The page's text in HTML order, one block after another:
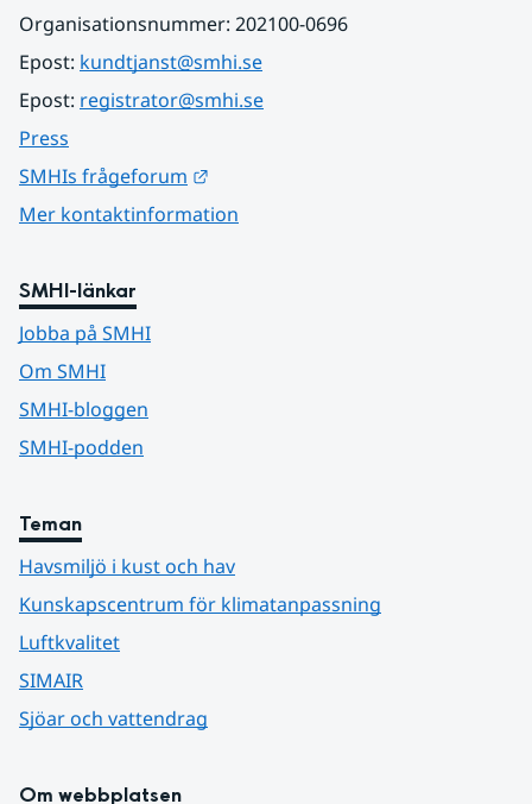
Organisationsnummer: 202100-0696
Epost: kundtjanst@smhi.se
Epost: registrator@smhi.se
Press
SMHIs frågeforum
Mer kontaktinformation
SMHI-länkar
Jobba på SMHI
Om SMHI
SMHI-bloggen
SMHI-podden
Teman
Havsmiljö i kust och hav
Kunskapscentrum för klimatanpassning
Luftkvalitet
SIMAIR
Sjöar och vattendrag
Om webbplatsen